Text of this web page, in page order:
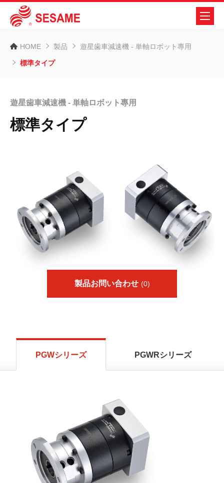
HOME 製品 遊星歯車減速機 - 単軸ロボット專用
標準タイプ
遊星歯車減速機 - 単軸ロボット專用
標準タイプ
製品お問い合わせ (0)
PGWシリーズ PGWRシリーズ